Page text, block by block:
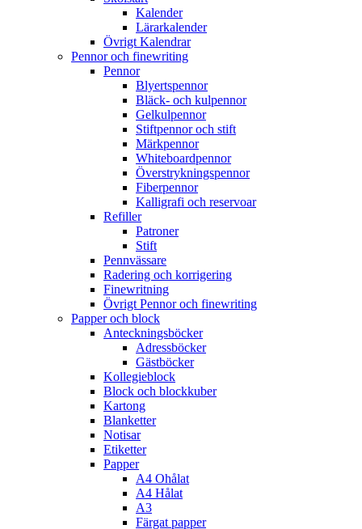
Kalender
Lärarkalender
Övrigt Kalendrar
Pennor och finewriting
Pennor
Blyertspennor
Bläck- och kulpennor
Gelkulpennor
Stiftpennor och stift
Märkpennor
Whiteboardpennor
Överstrykningspennor
Fiberpennor
Kalligrafi och reservoar
Refiller
Patroner
Stift
Pennvässare
Radering och korrigering
Finewritning
Övrigt Pennor och finewriting
Papper och block
Anteckningsböcker
Adressböcker
Gästböcker
Kollegieblock
Block och blockkuber
Kartong
Blanketter
Notisar
Etiketter
Papper
A4 Ohålat
A4 Hålat
A3
Färgat papper